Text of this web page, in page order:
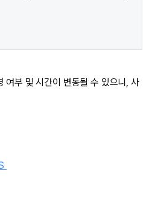
부 및 시간이 변동될 수 있으니, 사